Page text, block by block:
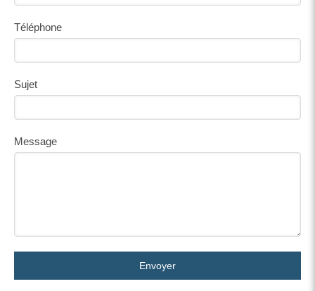
Téléphone
Sujet
Message
Envoyer